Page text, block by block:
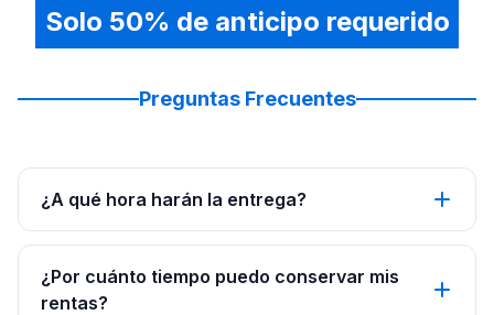
Solo 50% de anticipo requerido
Preguntas Frecuentes
¿A qué hora harán la entrega?
¿Por cuánto tiempo puedo conservar mis
rentas?